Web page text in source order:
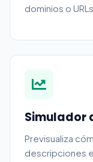
dominios o
Simulador
Previsualiza
descripciones